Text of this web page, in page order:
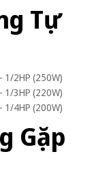
Tự
1/2HP (250W)
1/3HP (220W)
1/4HP (200W)
Gặp